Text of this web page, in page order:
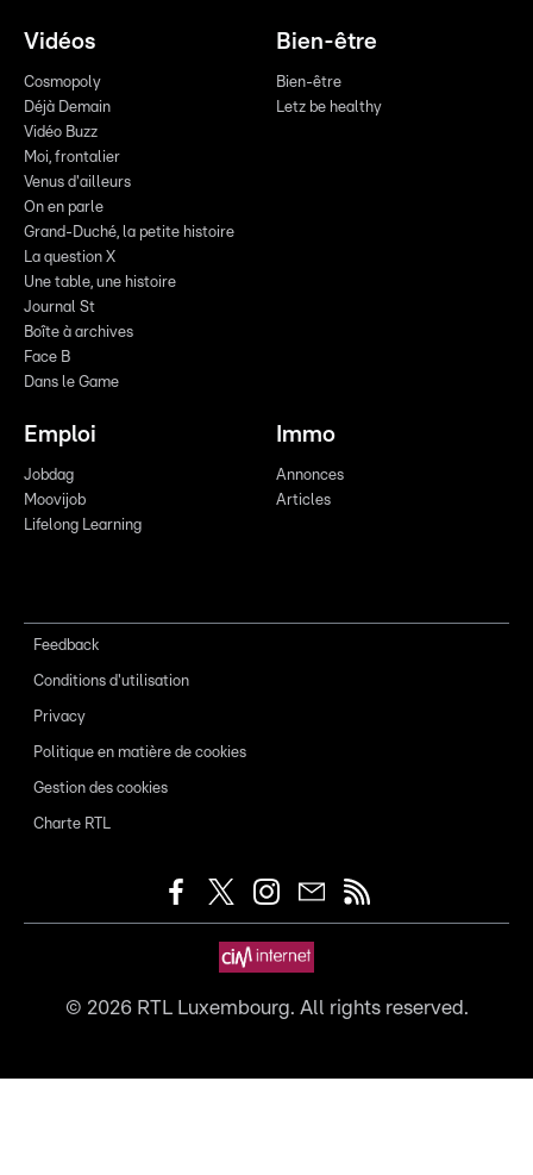
Vidéos
Cosmopoly
Déjà Demain
Vidéo Buzz
Moi, frontalier
Venus d'ailleurs
On en parle
Grand-Duché, la petite histoire
La question X
Une table, une histoire
Journal St
Boîte à archives
Face B
Dans le Game
Bien-être
Bien-être
Letz be healthy
Emploi
Jobdag
Moovijob
Lifelong Learning
Immo
Annonces
Articles
Feedback
Conditions d'utilisation
Privacy
Politique en matière de cookies
Gestion des cookies
Charte RTL
© 2026RTL Luxembourg. All rights reserved.